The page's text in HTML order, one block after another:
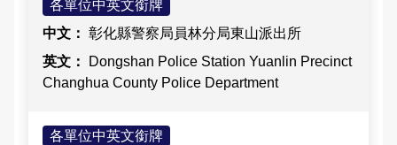
各單位中英文銜牌
彰化縣警察局員林分局東山派出所
Dongshan Police Station Yuanlin Precinct
Changhua County Police Department
各單位中英文銜牌